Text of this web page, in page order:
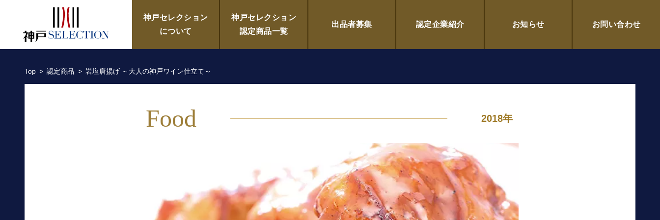
岩塩唐揚げ ～大人の神戸ワイン仕立て～／Remercier（ルメルシエ）
神戸セレクション
について
神戸セレクション
認定商品一覧
出品者募集 認定企業紹介 お知らせ お問い合わせ
Top 認定商品 岩塩唐揚げ ～大人の神戸ワイン仕立て～
Food 2018年